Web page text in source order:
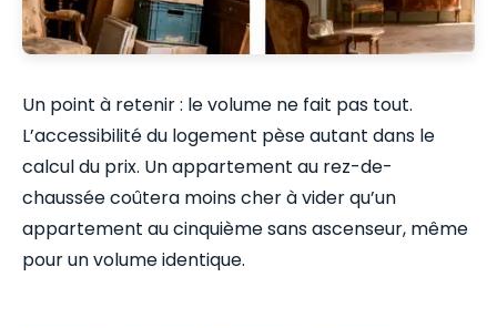
Un point à retenir : le volume ne fait pas tout.
L’accessibilité du logement pèse autant dans le
calcul du prix. Un appartement au rez-de-
chaussée coûtera moins cher à vider qu’un
appartement au cinquième sans ascenseur, même
pour un volume identique.